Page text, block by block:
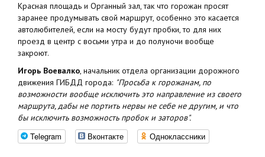
Красная площадь и Органный зал, так что горожан просят
заранее продумывать свой маршрут, особенно это касается
автолюбителей, если на мосту будут пробки, то для них
проезд в центр с восьми утра и до полуночи вообще
закроют.
Игорь Воевалко, начальник отдела организации дорожного
движения ГИБДД города: "Просьба к горожанам, по
возможности вообще исключить это направление из своего
маршрута, дабы не портить нервы не себе не другим, и что
бы исключить возможность пробок и заторов".
Telegram Вконтакте Одноклассники